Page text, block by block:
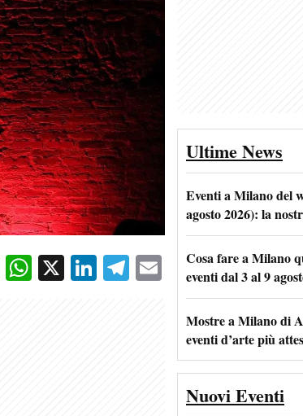
Facebook
WhatsApp
X LinkedIn
Telegram
Email
Ultime News
Eventi a Milano del
agosto 2026): la
Cosa fare a Milano
eventi dal 3 al 9
Mostre a Milano di
eventi d’arte più
Nuovi Eventi